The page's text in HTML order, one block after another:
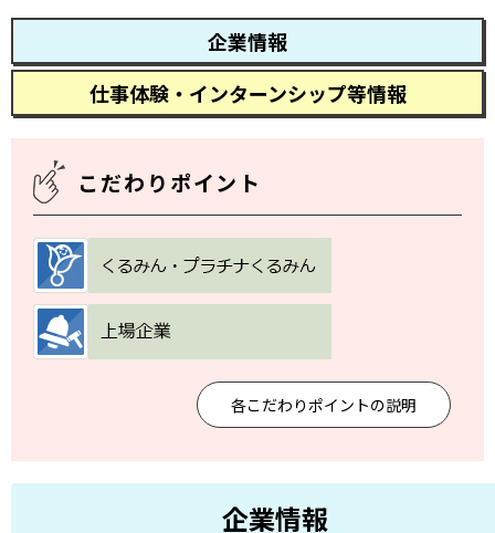
企業情報
仕事体験・インターンシップ等情報
こだわりポイント
各こだわりポイントの説明
企業情報